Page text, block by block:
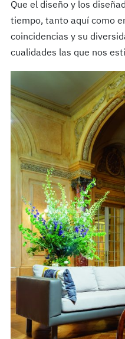
Que el diseño y los
tiempo, tanto aquí como
coincidencias y su
cualidades las que nos